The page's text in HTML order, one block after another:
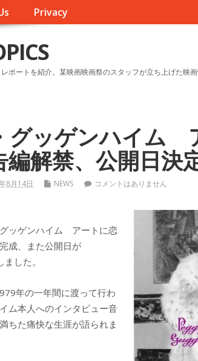
Privacy
ポートを紹介。某映画映画祭のスタッフが立ち上げた映
グッゲンハイム
編解禁、公開日決
8月14日 NEWS コメントはありません
ッゲンハイム アートに恋
成、また公開日が
した。
年の一年間に渡って行わ
ム本人へのインタビュー音
ちた痛快な生涯が語られま